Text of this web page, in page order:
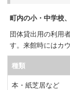
町内の小・中学校
団体貸出用の利用
す。来館時にはカ
種類
本・紙芝居など